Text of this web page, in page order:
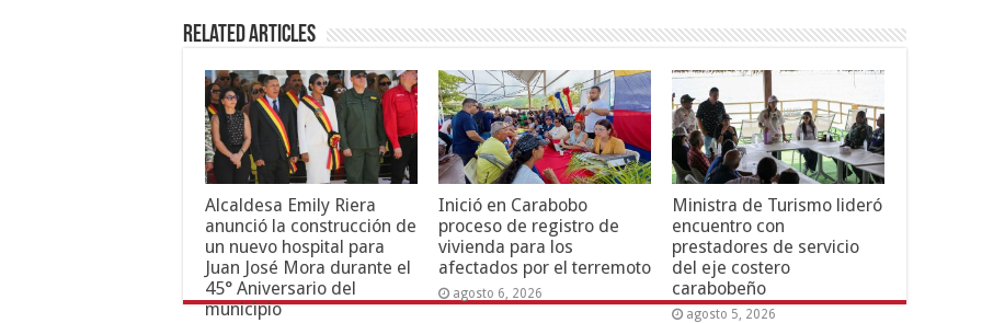
Related Articles
Alcaldesa Emily Riera
anunció la construcción de
un nuevo hospital para
Juan José Mora durante el
45° Aniversario del
municipio
Inició en Carabobo
proceso de registro de
vivienda para los
afectados por el terremoto
agosto 6, 2026
Ministra de Turismo lideró
encuentro con
prestadores de servicio
del eje costero
carabobeño
agosto 5, 2026